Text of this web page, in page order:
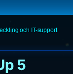
och IT-support
5